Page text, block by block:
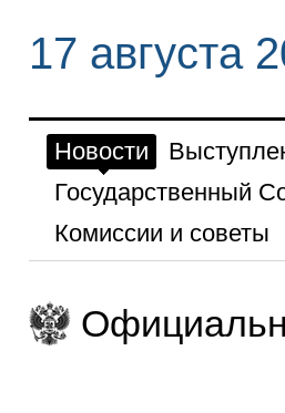
17 августа
Новости
Государственный
Комиссии и советы